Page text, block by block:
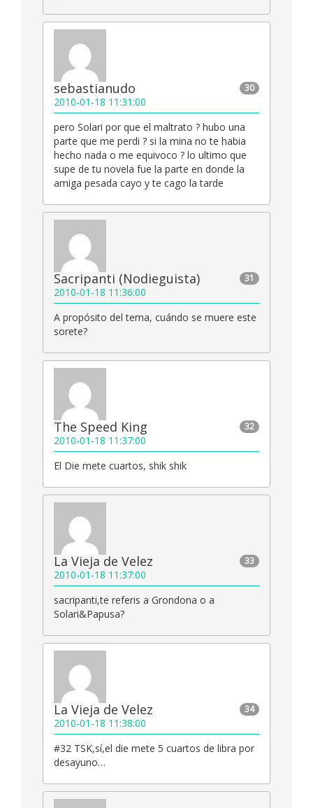
30
sebastianudo
2010-01-18 11:31:00
pero Solari por que el maltrato ? hubo una
parte que me perdi ? si la mina no te habia
hecho nada o me equivoco ? lo ultimo que
supe de tu novela fue la parte en donde la
amiga pesada cayo y te cago la tarde
31
Sacripanti (Nodieguista)
2010-01-18 11:36:00
A propósito del tema, cuándo se muere este
sorete?
32
The Speed King
2010-01-18 11:37:00
El Die mete cuartos, shik shik
33
La Vieja de Velez
2010-01-18 11:37:00
sacripanti,te referis a Grondona o a
Solari&Papusa?
34
La Vieja de Velez
2010-01-18 11:38:00
#32 TSK,sí,el die mete 5 cuartos de libra por
desayuno…